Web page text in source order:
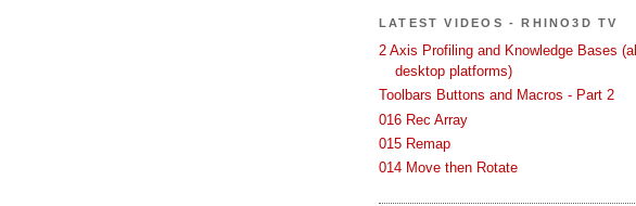
LATEST VIDEOS - RHINO3D TV
2 Axis Profiling and Knowledge Bases (all
desktop platforms)
Toolbars Buttons and Macros - Part 2
016 Rec Array
015 Remap
014 Move then Rotate